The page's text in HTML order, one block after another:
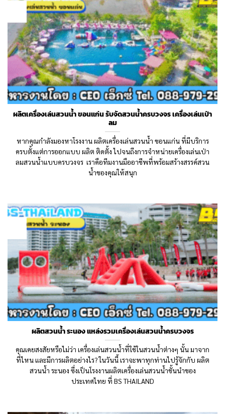
ผลิตเครื่องเล่นสวนน้ำ ขอนแก่น รับจัดสวนน้ำครบวงจร เครื่องเล่นเป่า
ลม
หากคุณกำลังมองหาโรงงาน ผลิตเครื่องเล่นสวนน้ำ ขอนแก่น ที่มีบริการ
ครบตั้งแต่การออกแบบ ผลิต ติดตั้ง ไปจนถึงการจำหน่ายเครื่องเล่นเป่า
ลมสวนน้ำแบบครบวงจร เราคือทีมงานมืออาชีพที่พร้อมสร้างสรรค์สวน
น้ำของคุณให้สนุก
ผลิตสวนน้ำ ระนอง แหล่งรวมเครื่องเล่นสวนน้ำครบวงจร
คุณเคยสงสัยหรือไม่ว่า เครื่องเล่นสวนน้ำที่ใช้ในสวนน้ำต่างๆ นั้น มาจาก
ที่ไหน และมีการผลิตอย่างไร? ในวันนี้ เราจะพาทุกท่านไปรู้จักกับ ผลิต
สวนน้ำ ระนอง ซึ่งเป็นโรงงานผลิตเครื่องเล่นสวนน้ำชั้นนำของ
ประเทศไทย ที่ BS THAILAND